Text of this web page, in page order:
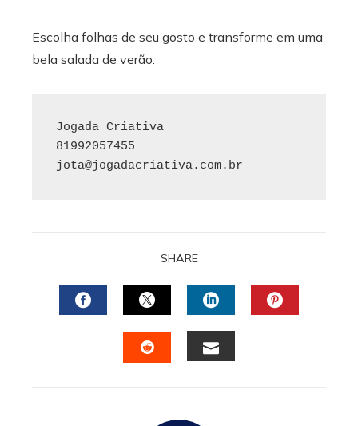
Escolha folhas de seu gosto e transforme em uma
bela salada de verão.
Jogada Criativa
jota@jogadacriativa.com.br
SHARE
FACEBOOKTWITTERLINKEDIN